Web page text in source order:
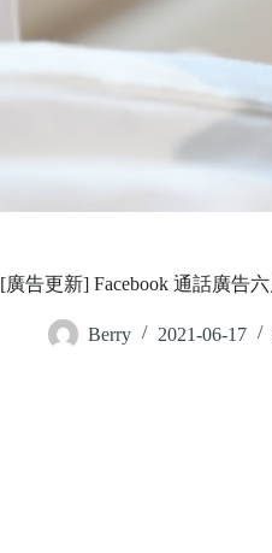
[廣告更新] Facebook 通話廣告
Berry 2021-06-17